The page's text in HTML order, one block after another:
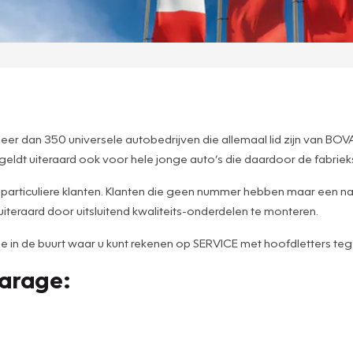
dan 350 universele autobedrijven die allemaal lid zijn van
uiteraard ook voor hele jonge auto’s die daardoor de
klanten. Klanten die geen nummer hebben maar een
door uitsluitend kwaliteits-onderdelen te monteren.
de buurt waar u kunt rekenen op SERVICE met hoofdletters